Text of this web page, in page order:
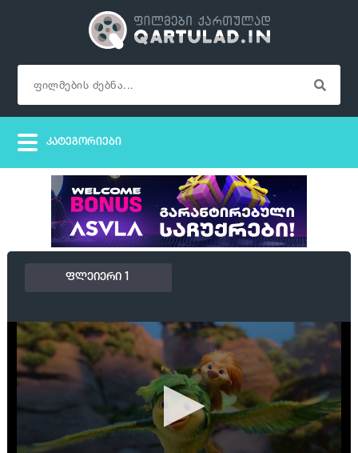
ფლეიერი 1